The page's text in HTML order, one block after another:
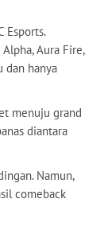
Esports.
Aura Fire,
dan hanya
menuju grand
diantara
Namun,
comeback